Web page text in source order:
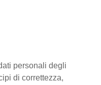
personali degli
di correttezza,